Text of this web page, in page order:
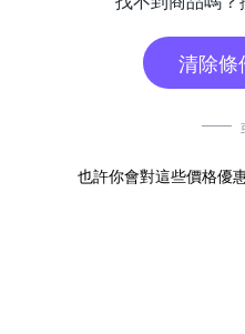
清除條
也許你會對這些價格優